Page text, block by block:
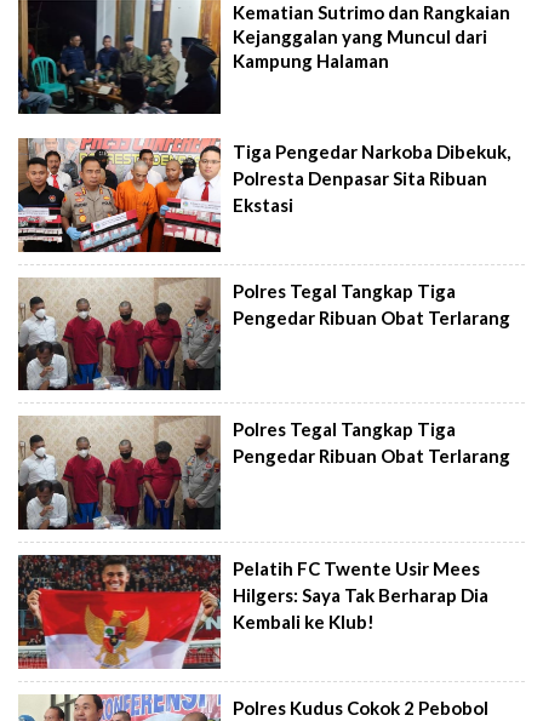
Kematian Sutrimo dan Rangkaian
Kejanggalan yang Muncul dari
Kampung Halaman
Tiga Pengedar Narkoba Dibekuk,
Polresta Denpasar Sita Ribuan
Ekstasi
Polres Tegal Tangkap Tiga
Pengedar Ribuan Obat Terlarang
Polres Tegal Tangkap Tiga
Pengedar Ribuan Obat Terlarang
Pelatih FC Twente Usir Mees
Hilgers: Saya Tak Berharap Dia
Kembali ke Klub!
Polres Kudus Cokok 2 Pebobol